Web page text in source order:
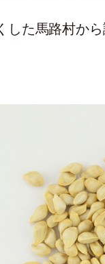
した馬路村か